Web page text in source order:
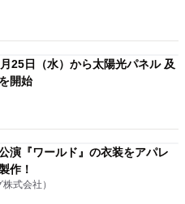
25日（水）から太陽光パネル 及
開始
演『ワールド』の衣装をアパレ
作！
式会社）